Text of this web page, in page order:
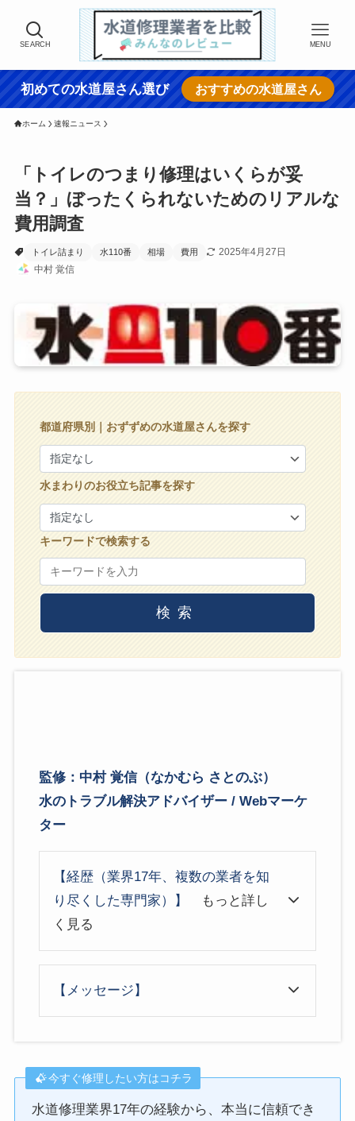
SEARCH MENU
初めての水道屋さん選び おすすめの水道屋さん
ホーム 速報ニュース
「トイレのつまり修理はいくらが妥
当？」ぼったくられないためのリアルな
費用調査
トイレ詰まり 水110番 相場 費用
2025年4月27日
中村 覚信
都道府県別｜おずずめの水道屋さんを探す
水まわりのお役立ち記事を探す
キーワードで検索する
検索
監修：中村 覚信（なかむら さとのぶ）
水のトラブル解決アドバイザー / Webマーケ
ター
【経歴（業界17年、複数の業者を知
り尽くした専門家）】
もっと詳し
く見る
【メッセージ】
今すぐ修理したい方はコチラ
水道修理業界17年の経験から、本当に信頼でき